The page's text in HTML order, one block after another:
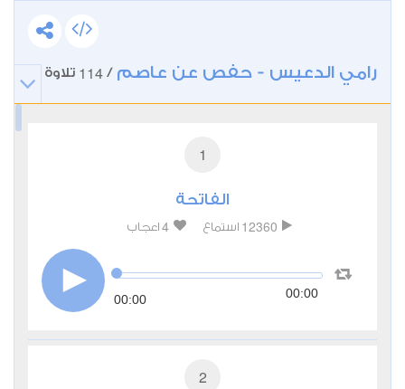
رامي الدعيس - حفص عن عاصم /
114 تلاوة
1
الفاتحة
12360 استماع 4 اعجاب
00:00 00:00
2